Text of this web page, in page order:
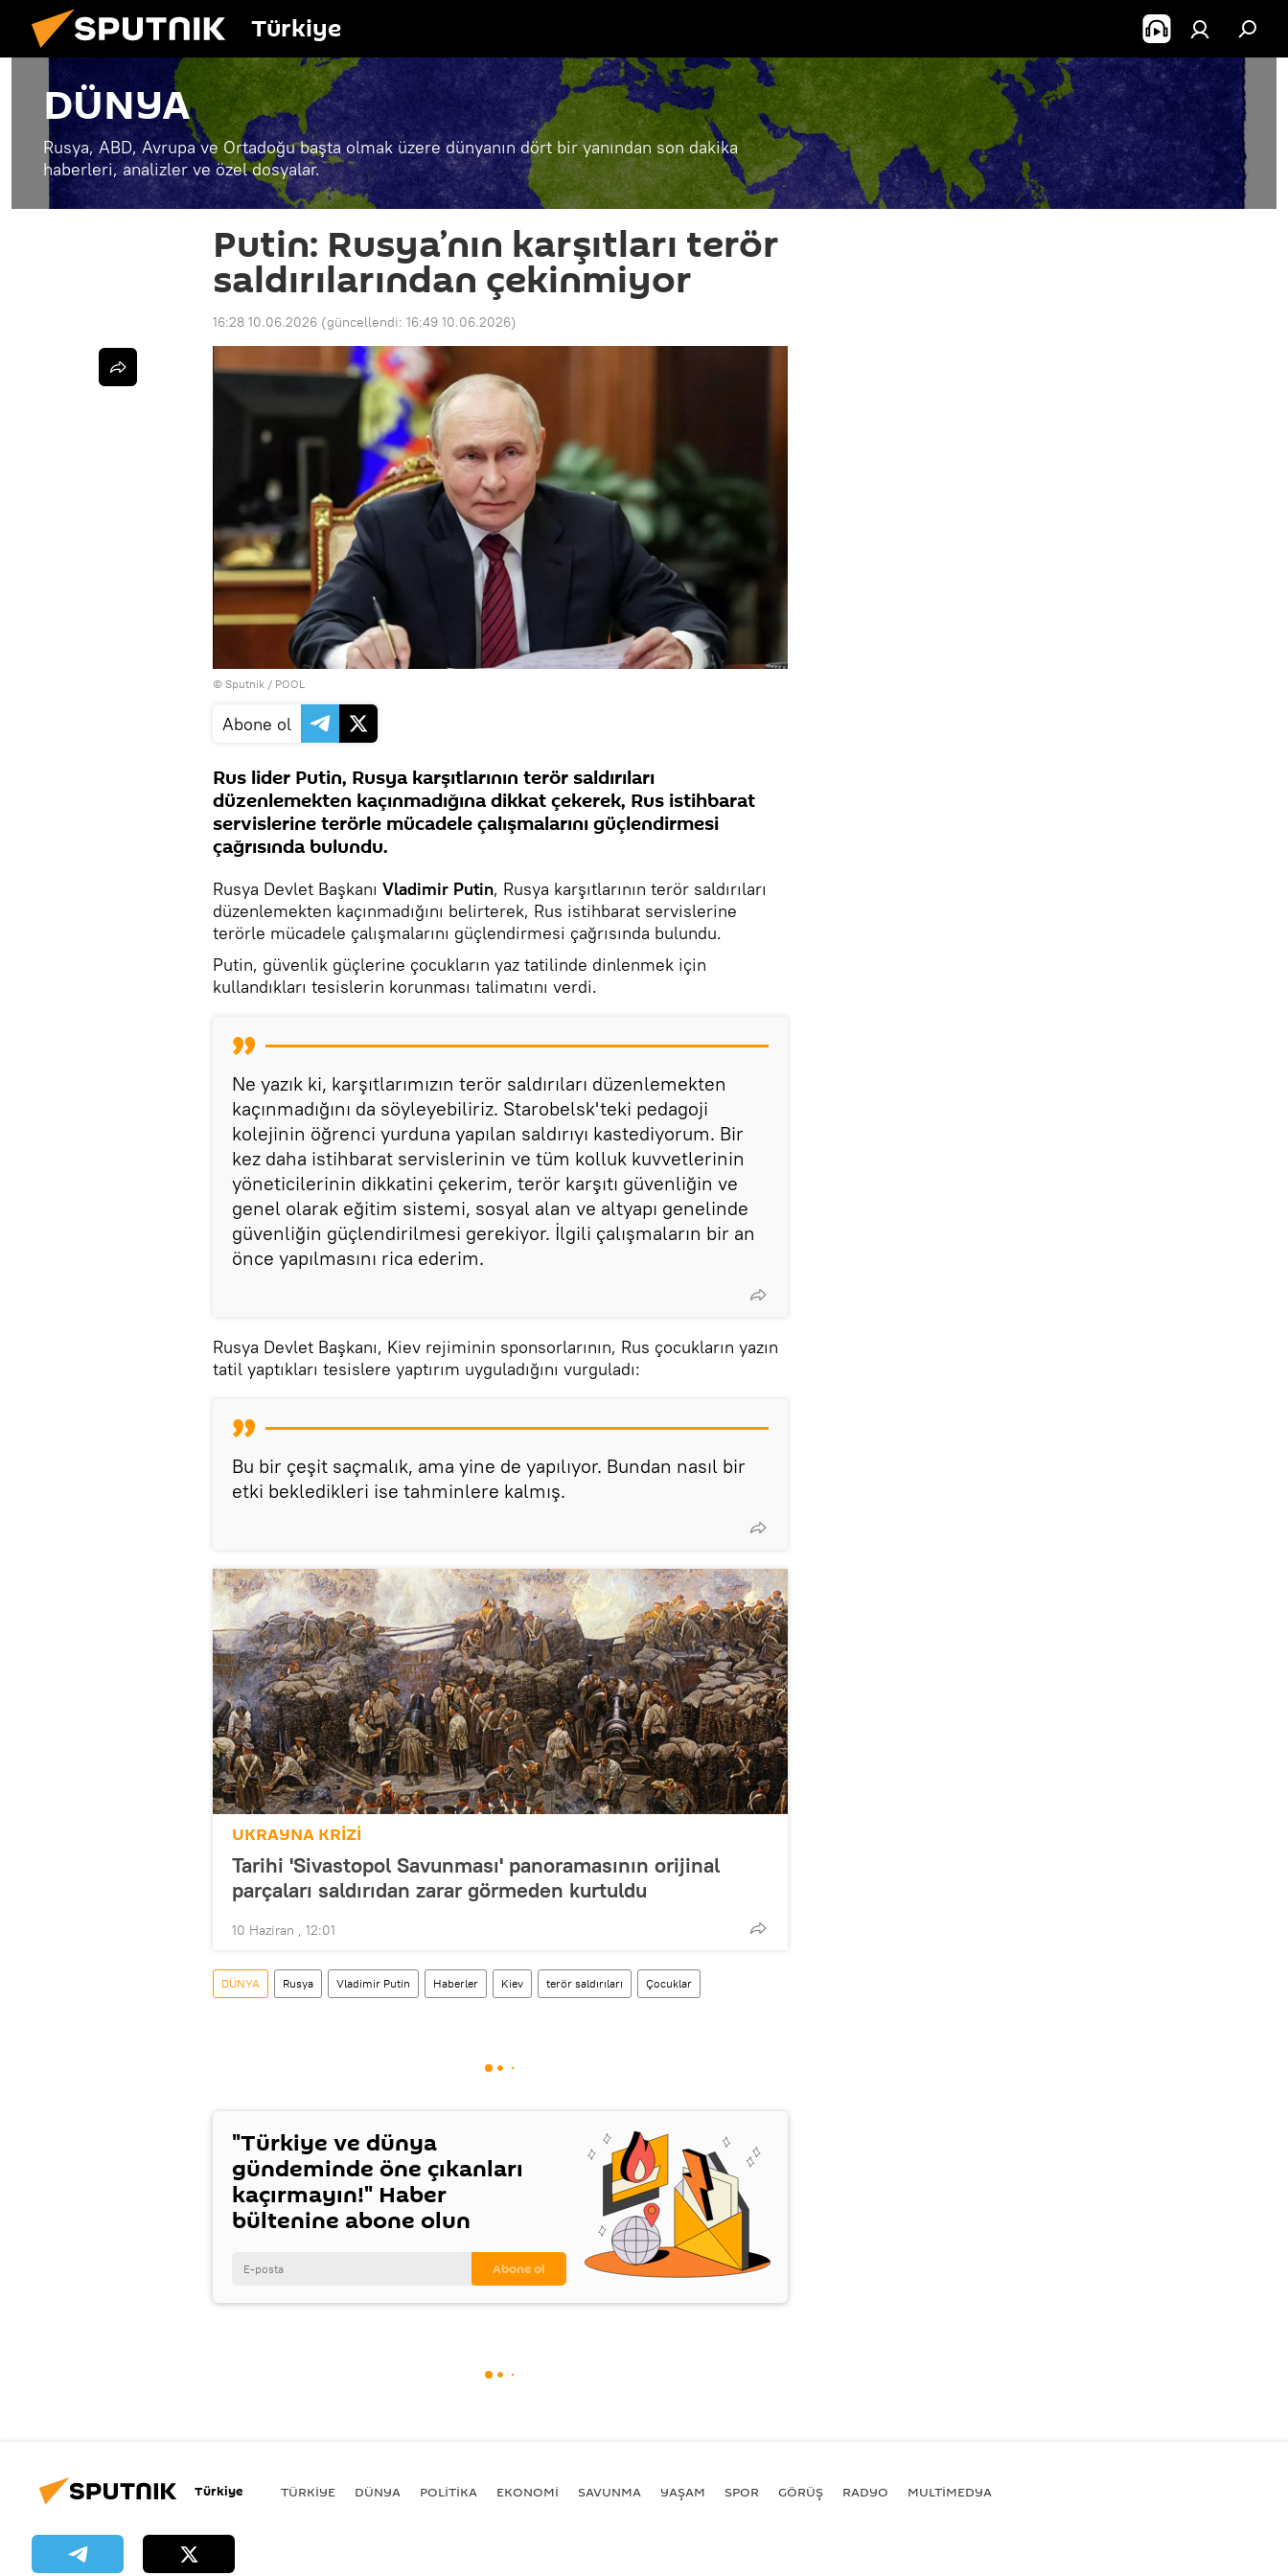
Türkiye
DÜNYA
Rusya, ABD, Avrupa ve Ortadoğu başta olmak üzere dünyanın dört bir yanından son dakika
haberleri, analizler ve özel dosyalar.
Putin: Rusya’nın karşıtları terör
saldırılarından çekinmiyor
16:28 10.06.2026 (güncellendi: 16:49 10.06.2026)
© Sputnik / POOL
Abone ol
Rus lider Putin, Rusya karşıtlarının terör saldırıları
düzenlemekten kaçınmadığına dikkat çekerek, Rus istihbarat
servislerine terörle mücadele çalışmalarını güçlendirmesi
çağrısında bulundu.
Rusya Devlet Başkanı Vladimir Putin, Rusya karşıtlarının terör saldırıları
düzenlemekten kaçınmadığını belirterek, Rus istihbarat servislerine
terörle mücadele çalışmalarını güçlendirmesi çağrısında bulundu.
Putin, güvenlik güçlerine çocukların yaz tatilinde dinlenmek için
kullandıkları tesislerin korunması talimatını verdi.
Ne yazık ki, karşıtlarımızın terör saldırıları düzenlemekten
kaçınmadığını da söyleyebiliriz. Starobelsk'teki pedagoji
kolejinin öğrenci yurduna yapılan saldırıyı kastediyorum. Bir
kez daha istihbarat servislerinin ve tüm kolluk kuvvetlerinin
yöneticilerinin dikkatini çekerim, terör karşıtı güvenliğin ve
genel olarak eğitim sistemi, sosyal alan ve altyapı genelinde
güvenliğin güçlendirilmesi gerekiyor. İlgili çalışmaların bir an
önce yapılmasını rica ederim.
Rusya Devlet Başkanı, Kiev rejiminin sponsorlarının, Rus çocukların yazın
tatil yaptıkları tesislere yaptırım uyguladığını vurguladı:
Bu bir çeşit saçmalık, ama yine de yapılıyor. Bundan nasıl bir
etki bekledikleri ise tahminlere kalmış.
UKRAYNA KRİZİ
Tarihi 'Sivastopol Savunması' panoramasının orijinal
parçaları saldırıdan zarar görmeden kurtuldu
10 Haziran , 12:01
DÜNYA Rusya Vladimir Putin Haberler Kiev terör saldırıları Çocuklar
"Türkiye ve dünya
gündeminde öne çıkanları
kaçırmayın!" Haber
bültenine abone olun
Türkiye TÜRKIYE DÜNYA POLİTİKA EKONOMİ SAVUNMA YAŞAM SPOR GÖRÜŞ RADYO MULTİMEDYA